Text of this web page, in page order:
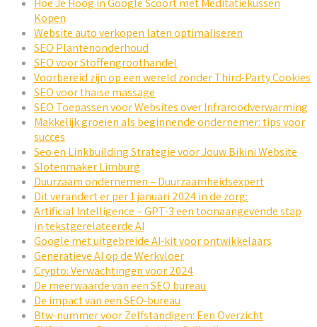
Hoe Je Hoog in Google Scoort met Meditatiekussen
Kopen
Website auto verkopen laten optimaliseren
SEO Plantenonderhoud
SEO voor Stoffengroothandel
Voorbereid zijn op een wereld zonder Third-Party Cookies
SEO voor thaise massage
SEO Toepassen voor Websites over Infraroodverwarming
Makkelijk groeien als beginnende ondernemer: tips voor
succes
Seo en Linkbuilding Strategie voor Jouw Bikini Website
Slotenmaker Limburg
Duurzaam ondernemen – Duurzaamheidsexpert
Dit verandert er per 1 januari 2024 in de zorg:
Artificial Intelligence – GPT-3 een toonaangevende stap
in tekstgerelateerde AI
Google met uitgebreide AI-kit voor ontwikkelaars
Generatieve AI op de Werkvloer
Crypto: Verwachtingen voor 2024
De meerwaarde van een SEO bureau
De impact van een SEO-bureau
Btw-nummer voor Zelfstandigen: Een Overzicht